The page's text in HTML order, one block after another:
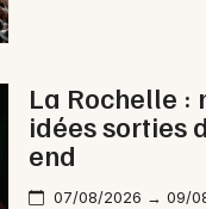
La Rochelle :
idées sorties
end
07/08/2026 → 09/